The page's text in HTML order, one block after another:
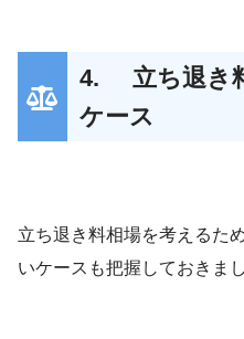
4. 立ち退き
ケース
立ち退き料相場を考えるた
いケースも把握しておきまし